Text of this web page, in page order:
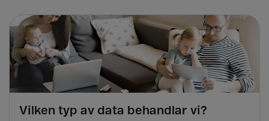
Vilken typ av data behandlar vi?